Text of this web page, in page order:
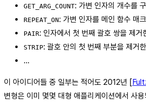
GET_ARG_COUNT: 가변 인자의 개수를
REPEAT_ON: 가변 인자를 메인 함수 매
PAIR: 인자에서 첫 번째 괄호 쌍을 제거
STRIP: 괄호 안의 첫 번째 부분을 제거
…
이 아이디어들 중 일부는 적어도 2012년 [
변형은 이미 몇몇 대형 애플리케이션에서 사